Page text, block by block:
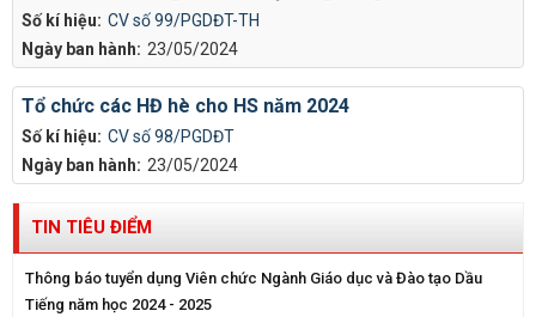
Số kí hiệu: CV số 99/PGDĐT-TH
Ngày ban hành: 23/05/2024
Số kí hiệu: CV số 98/PGDĐT
Ngày ban hành: 23/05/2024
Tổ chức các HĐ hè cho HS năm 2024
TIN TIÊU ĐIỂM
Thông báo tuyển dụng Viên chức Ngành Giáo dục và Đào tạo Dầu
Tiếng năm học 2024 - 2025